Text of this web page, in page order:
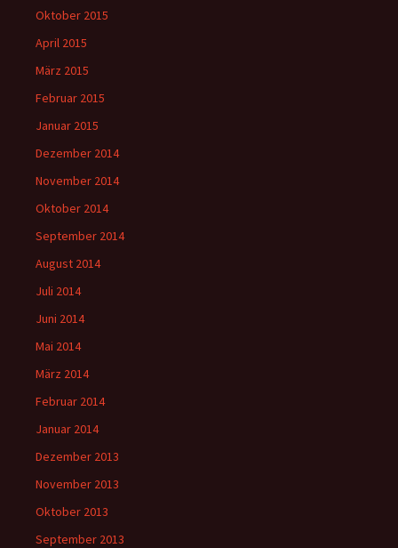
Oktober 2015
April 2015
März 2015
Februar 2015
Januar 2015
Dezember 2014
November 2014
Oktober 2014
September 2014
August 2014
Juli 2014
Juni 2014
Mai 2014
März 2014
Februar 2014
Januar 2014
Dezember 2013
November 2013
Oktober 2013
September 2013